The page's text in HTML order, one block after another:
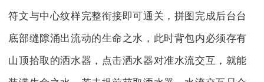
符文与中心纹样完整衔接即可通关，拼图完成后台台
底部缝隙涌出流动的生命之水，此时背包内必须存有
山顶拾取的洒水器，点击洒水器对准水流交互，就能